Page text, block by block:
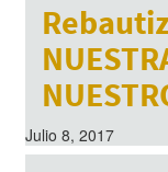
Julio 8, 2017